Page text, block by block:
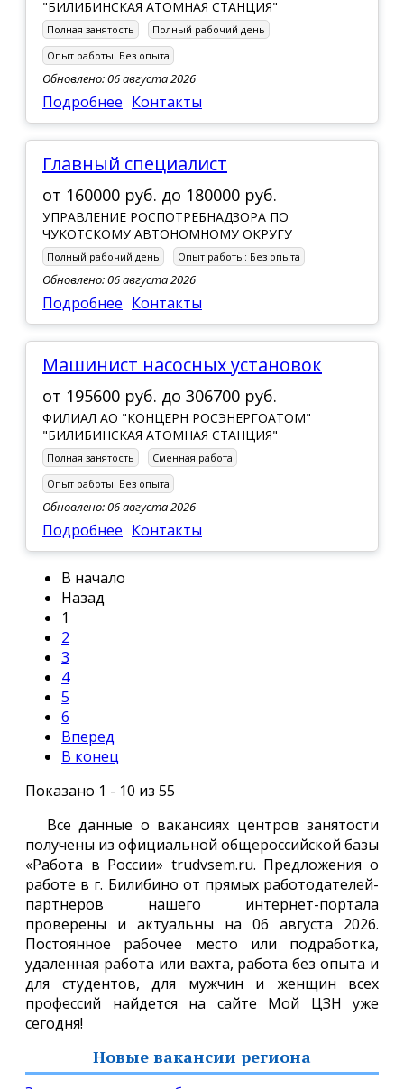
"БИЛИБИНСКАЯ АТОМНАЯ СТАНЦИЯ"
Полная занятость
Полный рабочий день
Опыт работы: Без опыта
Обновлено: 06 августа 2026
Подробнее Контакты
Главный специалист
от 160000 руб. до 180000 руб.
УПРАВЛЕНИЕ РОСПОТРЕБНАДЗОРА ПО
ЧУКОТСКОМУ АВТОНОМНОМУ ОКРУГУ
Полный рабочий день Опыт работы: Без опыта
Обновлено: 06 августа 2026
Подробнее Контакты
Машинист насосных установок
от 195600 руб. до 306700 руб.
ФИЛИАЛ АО "КОНЦЕРН РОСЭНЕРГОАТОМ"
"БИЛИБИНСКАЯ АТОМНАЯ СТАНЦИЯ"
Полная занятость
Сменная работа
Опыт работы: Без опыта
Обновлено: 06 августа 2026
Подробнее Контакты
В начало
Назад
1
2
3
4
5
6
Вперед
В конец
Показано 1 - 10 из 55
Все данные о вакансиях центров занятости
получены из официальной общероссийской базы
«Работа в России» trudvsem.ru. Предложения о
работе в г. Билибино от прямых работодателей-
партнеров нашего интернет-портала
проверены и актуальны на 06 августа 2026.
Постоянное рабочее место или подработка,
удаленная работа или вахта, работа без опыта и
для студентов, для мужчин и женщин всех
профессий найдется на сайте Мой ЦЗН уже
сегодня!
Новые вакансии региона